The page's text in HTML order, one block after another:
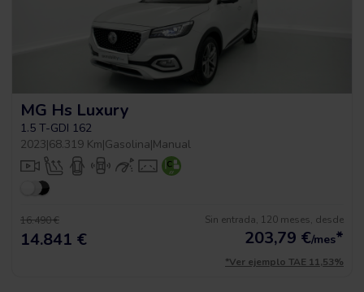
MG Hs Luxury
1.5 T-GDI 162
2023|68.319 Km|Gasolina|Manual
16.490 €
14.841 €
Sin entrada, 120 meses, desde
203,79 €/mes*
*Ver ejemplo TAE 11,53%